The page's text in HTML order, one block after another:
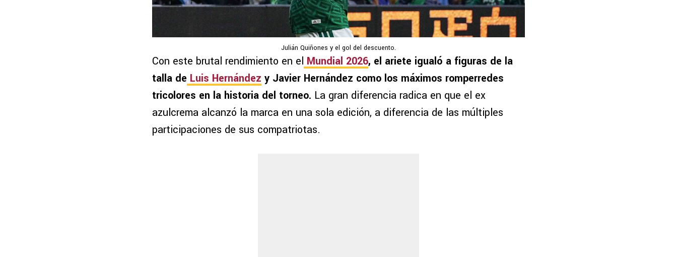
Julián Quiñones y el gol del descuento.
Con este brutal rendimiento en el Mundial 2026, el ariete igualó a figuras de la
talla de Luis Hernández y Javier Hernández como los máximos romperredes
tricolores en la historia del torneo. La gran diferencia radica en que el ex
azulcrema alcanzó la marca en una sola edición, a diferencia de las múltiples
participaciones de sus compatriotas.